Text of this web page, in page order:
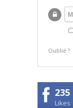
Oublié ?
235
Likes